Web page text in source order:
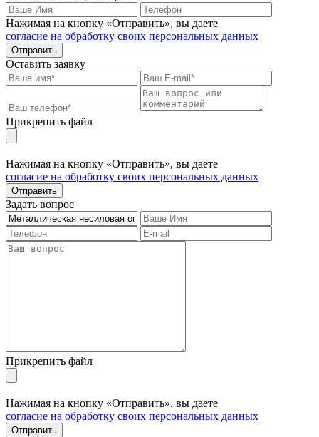
Нажимая на кнопку «Отправить», вы даете
согласие на обработку своих персональных данных
Отправить
Оставить заявку
Прикрепить файл
Нажимая на кнопку «Отправить», вы даете
согласие на обработку своих персональных данных
Отправить
Задать вопрос
Прикрепить файл
Нажимая на кнопку «Отправить», вы даете
согласие на обработку своих персональных данных
Отправить